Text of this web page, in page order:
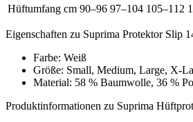
Hüftumfang cm 90–96 97–104 105–112
Eigenschaften zu Suprima Protektor Slip
Farbe: Weiß
Größe: Small, Medium, Large, X-
Material: 58 % Baumwolle, 36 %
Produktinformationen zu Suprima